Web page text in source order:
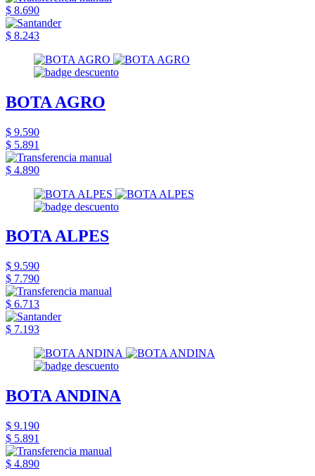
$ 8.690
$ 8.243
BOTA AGRO
$ 9.590
$ 5.891
$ 4.890
BOTA ALPES
$ 9.590
$ 7.790
$ 6.713
$ 7.193
BOTA ANDINA
$ 9.190
$ 5.891
$ 4.890